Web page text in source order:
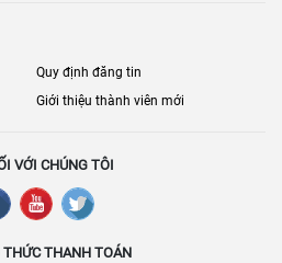
Quy định đăng tin
Giới thiệu thành viên mới
VỚI CHÚNG TÔI
THỨC THANH TOÁN